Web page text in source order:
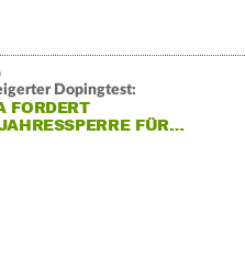
Dopingtest:
FORDERT
FÜR…